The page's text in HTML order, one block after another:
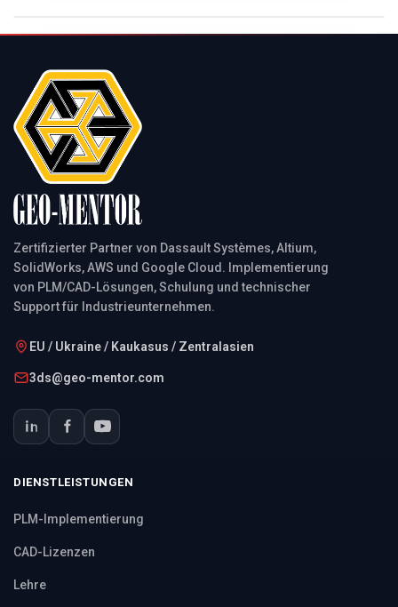
Zertifizierter Partner von Dassault Systèmes, Altium,
SolidWorks, AWS und Google Cloud. Implementierung
von PLM/CAD-Lösungen, Schulung und technischer
Support für Industrieunternehmen.
EU / Ukraine / Kaukasus / Zentralasien
3ds@geo-mentor.com
DIENSTLEISTUNGEN
PLM-Implementierung
CAD-Lizenzen
Lehre